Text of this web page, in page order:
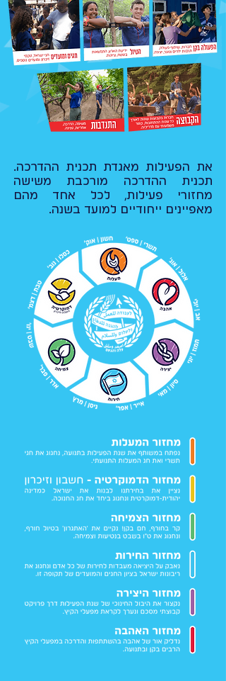
את הפעילות מאגדת תכנית ההדרכה.
תכנית ההדרכה מורכבת משישה
מחזורי פעילות, לכל אחד מהם
מאפיינים ייחודיים למועד בשנה.